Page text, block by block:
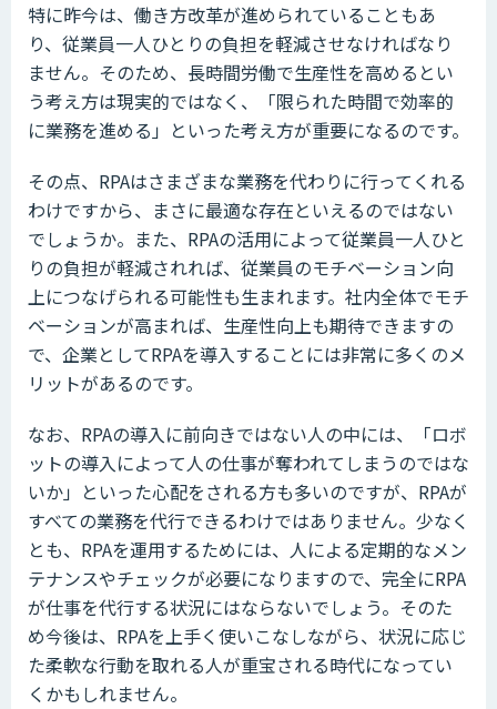
特に昨今は、働き方改革が進められていることもあ
り、従業員一人ひとりの負担を軽減させなければなり
ません。そのため、長時間労働で生産性を高めるとい
う考え方は現実的ではなく、「限られた時間で効率的
に業務を進める」といった考え方が重要になるのです。
その点、RPAはさまざまな業務を代わりに行ってくれる
わけですから、まさに最適な存在といえるのではない
でしょうか。また、RPAの活用によって従業員一人ひと
りの負担が軽減されれば、従業員のモチベーション向
上につなげられる可能性も生まれます。社内全体でモチ
ベーションが高まれば、生産性向上も期待できますの
で、企業としてRPAを導入することには非常に多くのメ
リットがあるのです。
なお、RPAの導入に前向きではない人の中には、「ロボ
ットの導入によって人の仕事が奪われてしまうのではな
いか」といった心配をされる方も多いのですが、RPAが
すべての業務を代行できるわけではありません。少なく
とも、RPAを運用するためには、人による定期的なメン
テナンスやチェックが必要になりますので、完全にRPA
が仕事を代行する状況にはならないでしょう。そのた
め今後は、RPAを上手く使いこなしながら、状況に応じ
た柔軟な行動を取れる人が重宝される時代になってい
くかもしれません。